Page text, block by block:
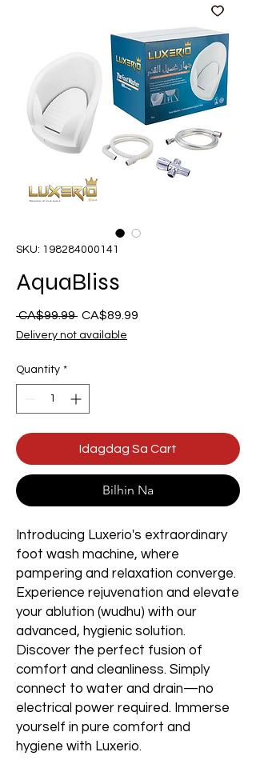
SKU: 198284000141
AquaBliss
CA$99.99 Regular
Presyo
CA$89.99
Delivery not available
Quantity *
Idagdag Sa Cart
Bilhin Na
Introducing Luxerio's extraordinary
foot wash machine, where
pampering and relaxation converge.
Experience rejuvenation and elevate
your ablution (wudhu) with our
advanced, hygienic solution.
Discover the perfect fusion of
comfort and cleanliness. Simply
connect to water and drain—no
electrical power required. Immerse
yourself in pure comfort and
hygiene with Luxerio.